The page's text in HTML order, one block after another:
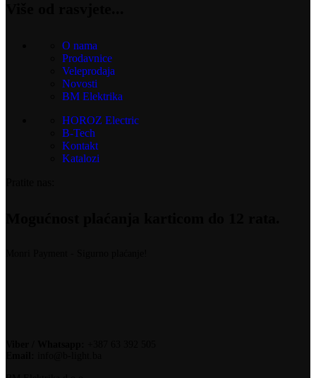
O nama
Prodavnice
Veleprodaja
Novosti
BM Elektrika
HOROZ Electric
B-Tech
Kontakt
Katalozi